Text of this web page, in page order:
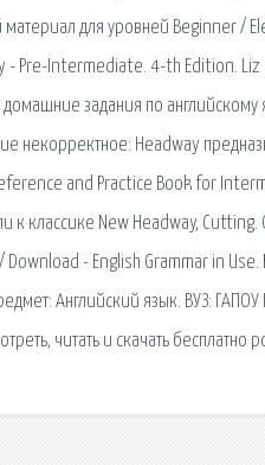
материал для уровней Beginner /
- Pre-Intermediate. 4-th Edition. Liz
домашние задания по
некорректное: Headway
and Practice Book for
к классике New Headway, Cutting.
Download - English Grammar in
Английский язык. ВУЗ:
читать и скачать